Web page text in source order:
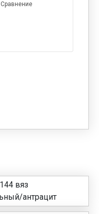
Сравнение
вяз
антрацит